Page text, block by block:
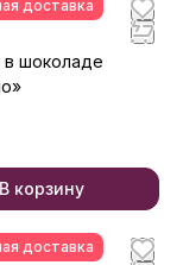
доставка
в шоколаде
В корзину
доставка